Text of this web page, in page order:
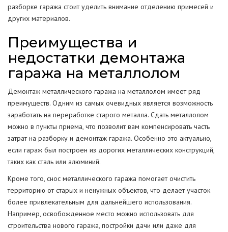
разборке гаража стоит уделить внимание отделению примесей и
других материалов.
Преимущества и
недостатки демонтажа
гаража на металлолом
Демонтаж металлического гаража на металлолом имеет ряд
преимуществ. Одним из самых очевидных является возможность
заработать на переработке старого металла. Сдать металлолом
можно в пункты приема, что позволит вам компенсировать часть
затрат на разборку и демонтаж гаража. Особенно это актуально,
если гараж был построен из дорогих металлических конструкций,
таких как сталь или алюминий.
Кроме того, снос металлического гаража помогает очистить
территорию от старых и ненужных объектов, что делает участок
более привлекательным для дальнейшего использования.
Например, освобожденное место можно использовать для
строительства нового гаража, постройки дачи или даже для